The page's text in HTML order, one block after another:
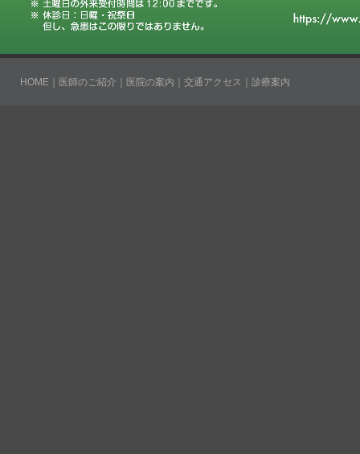
・標準負担
・印鑑（総
３、手続き
HOME 医師のご紹介 医院の案内 交通アクセス 診療案内